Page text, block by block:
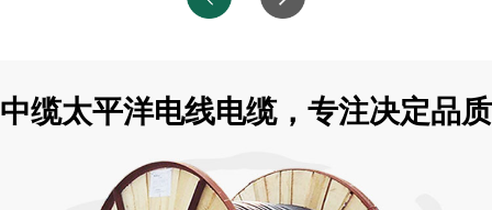
中缆太平洋电线电缆，专注决定品质